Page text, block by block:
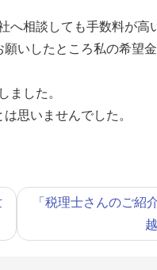
相談しても手数料が高
いしたところ私の希望
ました。
思いませんでした。
「税理士さんのご紹